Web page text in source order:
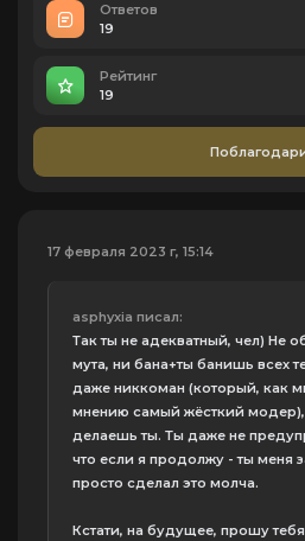
Ответов
19
Рейтинг
19
17 февраля 2023 г, 15:14
asphyxia писал:
Так ты не адекватный, чел) Не
мута, ни бана+ты банишь всех
даже никкоман (который, как
мнению самый жёсткий модер),
делаешь ты. Ты даже не
что если я продолжу - ты меня
просто сделал это молча.
Кстати, на будущее, прошу